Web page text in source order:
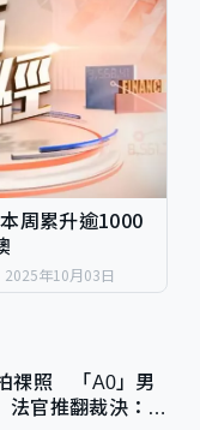
周累升逾1000
2025年10月03日
祼照 「A0」男
官推翻裁決：抄